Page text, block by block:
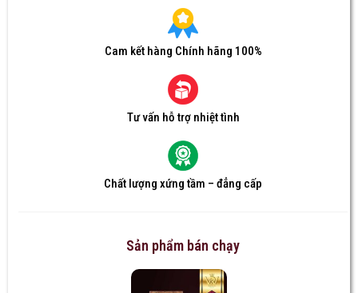
Cam kết hàng Chính hãng 100%
Tư vấn hỗ trợ nhiệt tình
Chất lượng xứng tầm – đẳng cấp
Sản phẩm bán chạy